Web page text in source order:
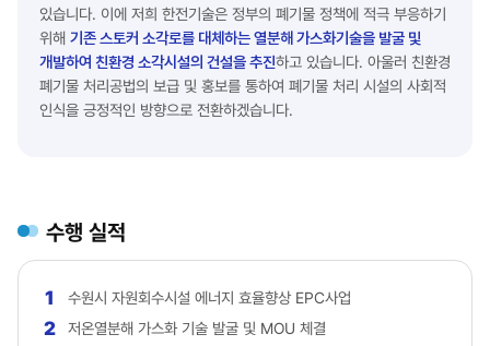
있습니다. 이에 저희 한전기술은 정부의 폐기물 정책에 적극 부응하기
위해 기존 스토커 소각로를 대체하는 열분해 가스화기술을 발굴 및
개발하여 친환경 소각시설의 건설을 추진하고 있습니다. 아울러 친환경
폐기물 처리공법의 보급 및 홍보를 통하여 폐기물 처리 시설의 사회적
인식을 긍정적인 방향으로 전환하겠습니다.
수행 실적
1 수원시 자원회수시설 에너지 효율향상 EPC사업
2 저온열분해 가스화 기술 발굴 및 MOU 체결